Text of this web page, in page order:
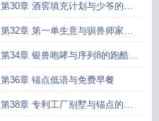
第30章 酒窖填充计划与少爷的晚
餐券
第32章 第一单生意与驯兽师家的
工厂
第34章 银兽咆哮与序列8的跑酷之
梦
第36章 锚点低语与免费早餐
第38章 专利工厂别墅与锚点的重